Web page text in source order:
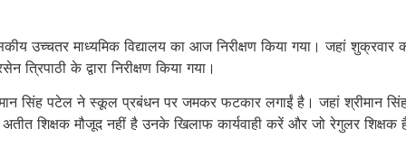
उच्चतर माध्यमिक विद्यालय का आज निरीक्षण किया गया। जहां शुक्रवार
के द्वारा निरीक्षण किया गया।
सिंह पटेल ने स्कूल प्रबंधन पर जमकर फटकार लगाईं है। जहां श्रीमान
अतीत शिक्षक मौजूद नहीं है उनके खिलाफ कार्यवाही करें और जो रेगुलर